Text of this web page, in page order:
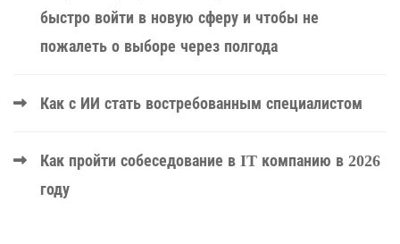
быстро войти в новую сферу и чтобы не
пожалеть о выборе через полгода
Как с ИИ стать востребованным специалистом
Как пройти собеседование в IT компанию в 2026
году